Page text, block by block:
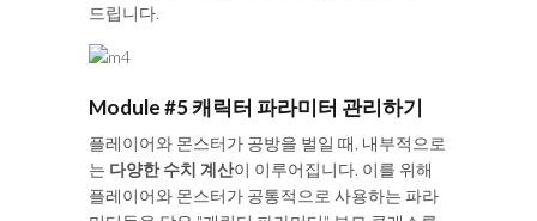
드립니다.
Module #5 캐릭터 파라미터 관리하기
플레이어와 몬스터가 공방을 벌일 때, 내부적으로
는 다양한 수치 계산이 이루어집니다. 이를 위해
플레이어와 몬스터가 공통적으로 사용하는 파라